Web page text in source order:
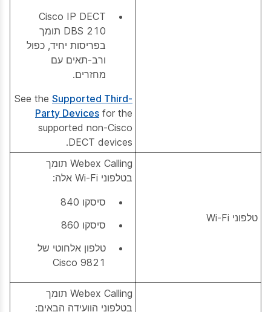
Cisco IP DECT
DBS 210 תומך
בפריסות יחיד, כפול
ורב-תאים עם
מחזרים.
See the Supported Third-
Party Devices for the
supported non-Cisco
DECT devices.
טלפוני Wi-Fi
Webex Calling תומך
בטלפוני Wi-Fi אלה:
סיסקו 840
סיסקו 860
טלפון אלחוטי של
Cisco 9821
Webex Calling תומך
בטלפוני הוועידה הבאים: